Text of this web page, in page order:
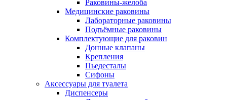
Раковины-желоба
Медицинские раковины
Лабораторные раковины
Подъёмные раковины
Комплектующие для раковин
Донные клапаны
Крепления
Пьедесталы
Сифоны
Аксессуары для туалета
Диспенсеры